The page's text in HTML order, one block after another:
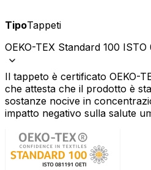
TipoTappeti
OEKO-TEX Standard 100 ISTO
Il tappeto è certificato OEKO-
che attesta che il prodotto è
sostanze nocive in
impatto negativo sulla salute